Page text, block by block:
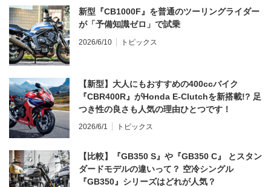
新型『CB1000F』を普通のツーリングライダー
が「予備知識ゼロ」で試乗
2026/6/10 トピックス
【新型】大人にもおすすめの400ccバイク
『CBR400R』がHonda E-Clutchを新搭載!? 足
つき性の良さも人気の理由ひとつです！
2026/6/1 トピックス
【比較】『GB350 S』や『GB350 C』 とスタン
ダードモデルの違いって？ 空冷シングル
『GB350』シリーズはどれが人気？